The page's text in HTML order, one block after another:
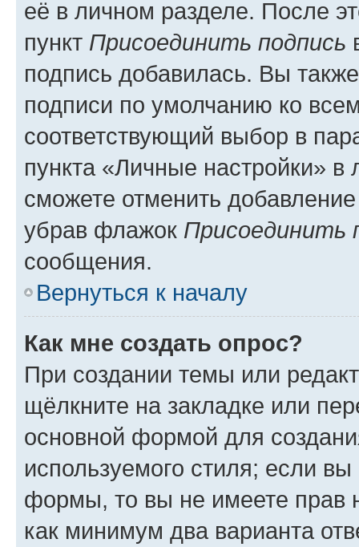
её в личном разделе. После
пункт Присоединить подпись
подпись добавилась. Вы
подписи по умолчанию ко
соответствующий выбор в
пункта «Личные настройки»
сможете отменить
убрав флажок Присоединить
сообщения.
Вернуться к началу
Как мне создать опрос?
При создании темы или
щёлкните на закладке или
основной формой для
используемого стиля; если
формы, то вы не имеете прав
как минимум два варианта